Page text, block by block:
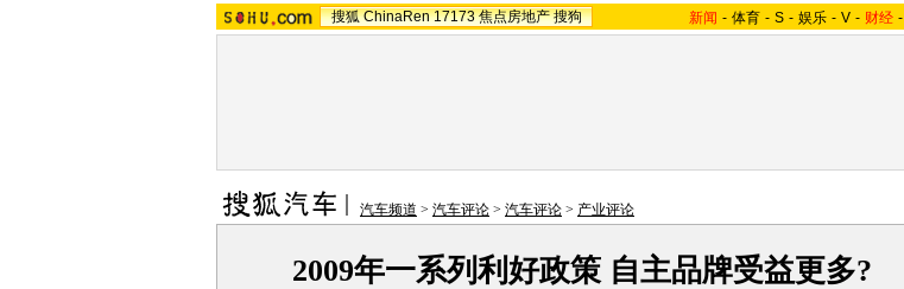
搜狐 ChinaRen 17173 焦点房地产 搜狗 新闻 - 体育 - S - 娱乐 - V - 财经 -
汽车频道 > 汽车评论 > 汽车评论 > 产业评论
2009年一系列利好政策 自主品牌受益更多?